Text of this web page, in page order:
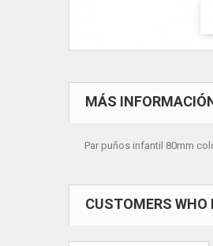
MÁS
Par puños infantil 80mm
CUSTOMERS